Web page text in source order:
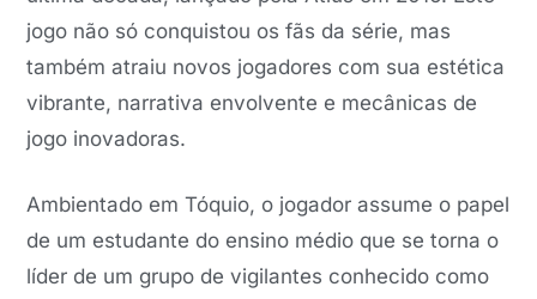
jogo não só conquistou os fãs da série, mas
também atraiu novos jogadores com sua estética
vibrante, narrativa envolvente e mecânicas de
jogo inovadoras.
Ambientado em Tóquio, o jogador assume o papel
de um estudante do ensino médio que se torna o
líder de um grupo de vigilantes conhecido como